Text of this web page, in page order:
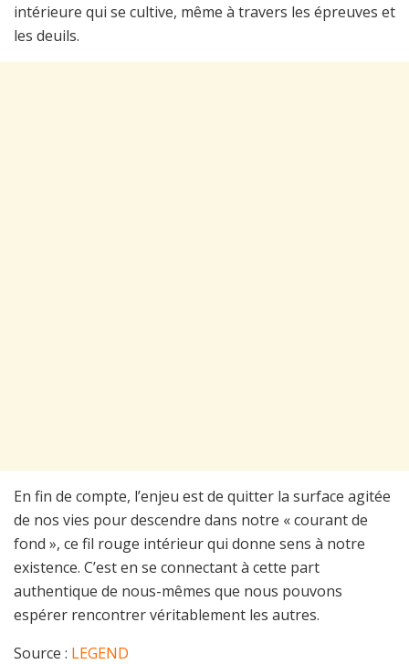
intérieure qui se cultive, même à travers les épreuves et
les deuils.
En fin de compte, l’enjeu est de quitter la surface agitée
de nos vies pour descendre dans notre « courant de
fond », ce fil rouge intérieur qui donne sens à notre
existence. C’est en se connectant à cette part
authentique de nous-mêmes que nous pouvons
espérer rencontrer véritablement les autres.
Source : LEGEND